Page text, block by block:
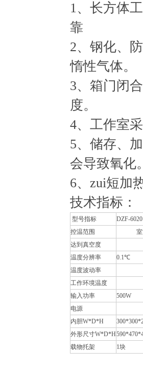
1、长方体
靠
2、钢化、
惰性气体。
3、箱门闭
度。
4、工作室
5、储存、
会导致氧化
6、zui短加
技术指标：
型号指标
DZF-6020
控温范围
室温
达到真空度
温度分辨率
0.1℃
温度波动率
工作环境温度
输入功率
500W
电源
内胆W*D*H
外形尺寸W*D*H
载物托架
1块